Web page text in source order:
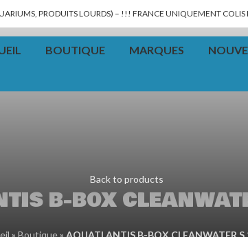
PRODUITS LOURDS) – !!! FRANCE UNIQUEMENT
BOUTIQUE MARQUES
Back to products
B-BOX